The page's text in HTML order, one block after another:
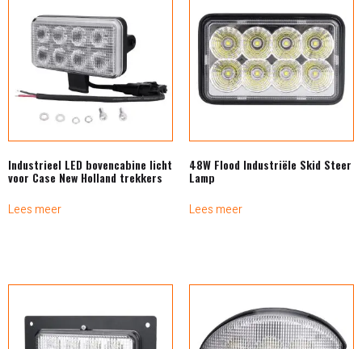
Industrieel LED bovencabine licht
voor Case New Holland trekkers
Lees meer
48W Flood Industriële Skid Steer
Lamp
Lees meer